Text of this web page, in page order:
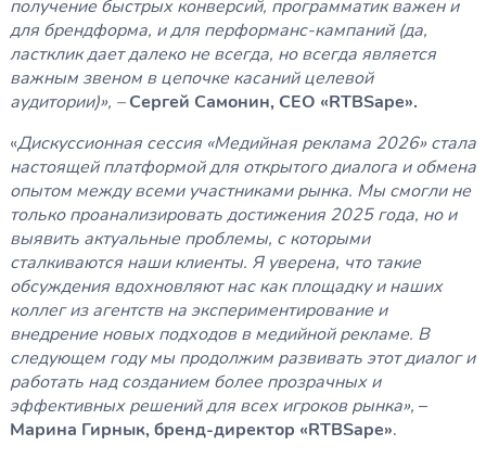
получение быстрых конверсий, программатик важен и
для брендформа, и для перформанс-кампаний (да,
ластклик дает далеко не всегда, но всегда является
важным звеном в цепочке касаний целевой
аудитории)», –Сергей Cамонин, CEO «RTBSape».
«Дискуссионная сессия «Медийная реклама 2026» стала
настоящей платформой для открытого диалога и обмена
опытом между всеми участниками рынка. Мы смогли не
только проанализировать достижения 2025 года, но и
выявить актуальные проблемы, с которыми
сталкиваются наши клиенты. Я уверена, что такие
обсуждения вдохновляют нас как площадку и наших
коллег из агентств на экспериментирование и
внедрение новых подходов в медийной рекламе. В
следующем году мы продолжим развивать этот диалог и
работать над созданием более прозрачных и
эффективных решений для всех игроков рынка», –
Марина Гирнык, бренд-директор «RTBSape».